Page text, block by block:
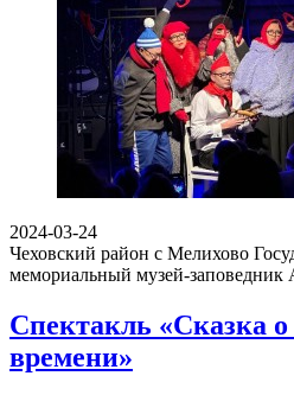
2024-03-24
Чеховский район с Мелихово
мемориальный музей-
Спектакль «Сказка
времени»